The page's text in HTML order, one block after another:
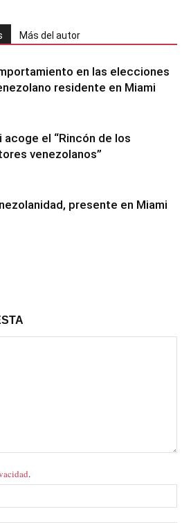
Más del autor
en las elecciones
residente en Miami
acoge el “Rincón de los
venezolanos”
presente en Miami
.